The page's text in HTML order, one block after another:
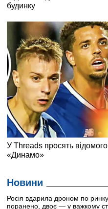
Новини
Росія вдарила дроном по
поранено, двоє — у важкому